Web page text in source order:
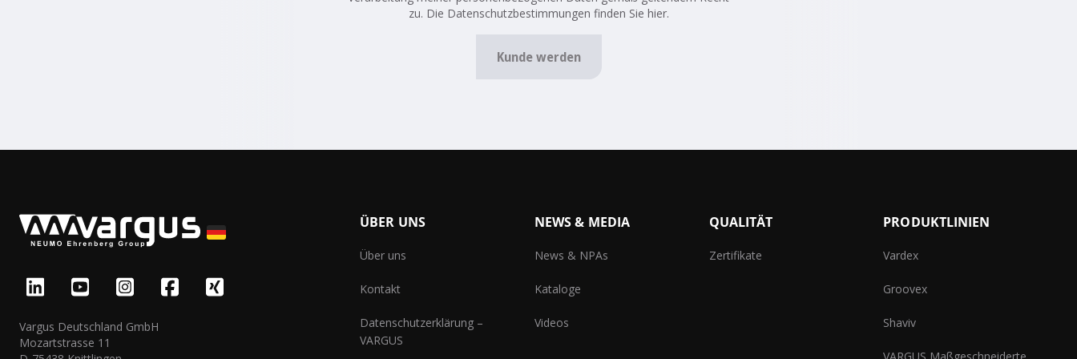
zu. Die Datenschutzbestimmungen finden Sie hier.
Kunde werden
Vargus Deutschland GmbH
Mozartstrasse 11
ÜBER UNS
Über uns
Kontakt
Datenschutzerklärung –
VARGUS
NEWS & MEDIA
News & NPAs
Kataloge
Videos
QUALITÄT
Zertifikate
PRODUKTLINIEN
Vardex
Groovex
Shaviv